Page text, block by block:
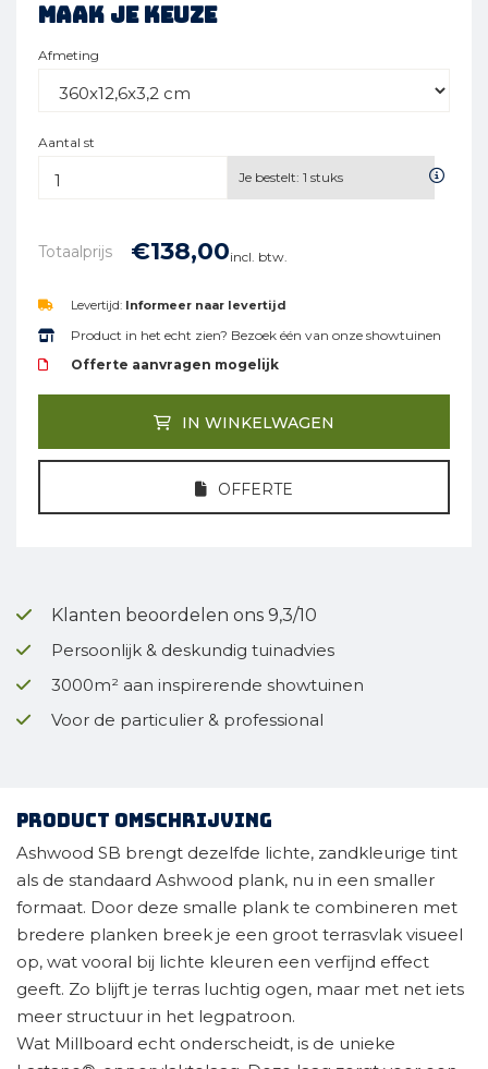
Maak je keuze
Afmeting
Aantal st
Je bestelt: 1 stuks
Totaalprijs €138,00incl. btw.
Levertijd: Informeer naar levertijd
Product in het echt zien? Bezoek één van onze showtuinen
Offerte aanvragen mogelijk
IN WINKELWAGEN
OFFERTE
Klanten beoordelen ons 9,3/10
Persoonlijk & deskundig tuinadvies
3000m² aan inspirerende showtuinen
Voor de particulier & professional
Product omschrijving
Ashwood SB brengt dezelfde lichte, zandkleurige tint
als de standaard Ashwood plank, nu in een smaller
formaat. Door deze smalle plank te combineren met
bredere planken breek je een groot terrasvlak visueel
op, wat vooral bij lichte kleuren een verfijnd effect
geeft. Zo blijft je terras luchtig ogen, maar met net iets
meer structuur in het legpatroon.
Wat Millboard echt onderscheidt, is de unieke